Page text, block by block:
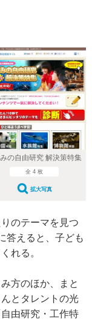
の自由研究 解決策特集
全 4 枚
拡大写真
のテーマを見つ
答えると、子ども
れる。
方のほか、まと
とタレントの光
由研究・工作特